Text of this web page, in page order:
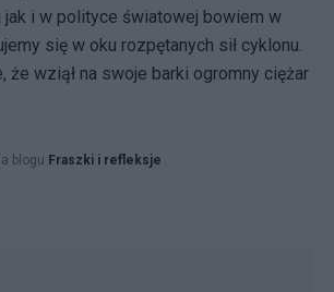
jak i w polityce światowej bowiem w
się w oku rozpętanych sił cyklonu.
że wziął na swoje barki ogromny ciężar
blogu Fraszki i refleksje